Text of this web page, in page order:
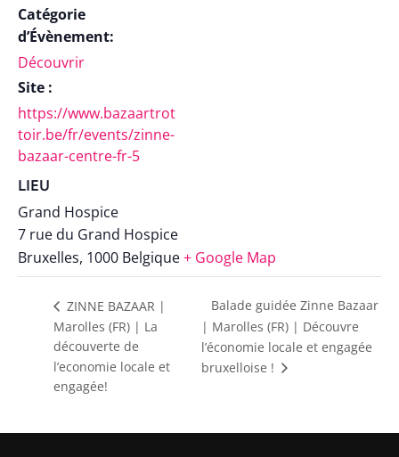
Catégorie
d’Évènement:
Découvrir
Site :
https://www.bazaartrot
toir.be/fr/events/zinne-
bazaar-centre-fr-5
LIEU
Grand Hospice
7 rue du Grand Hospice
Bruxelles, 1000 Belgique+ Google Map
ZINNE BAZAAR |
Marolles (FR) | La
découverte de
l’economie locale et
engagée!
Balade guidée Zinne Bazaar
| Marolles (FR) | Découvre
l’économie locale et engagée
bruxelloise !